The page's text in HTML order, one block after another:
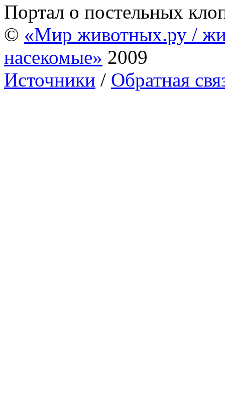
Портал о постельных
© «Мир животных.ру /
насекомые» 2009
Источники / Обратная